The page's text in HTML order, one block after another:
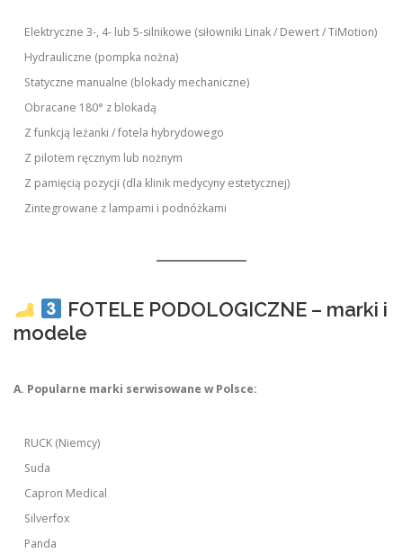
Elektryczne 3-, 4- lub 5-silnikowe (siłowniki Linak / Dewert / TiMotion)
Hydrauliczne (pompka nożna)
Statyczne manualne (blokady mechaniczne)
Obracane 180° z blokadą
Z funkcją leżanki / fotela hybrydowego
Z pilotem ręcznym lub nożnym
Z pamięcią pozycji (dla klinik medycyny estetycznej)
Zintegrowane z lampami i podnóżkami
FOTELE PODOLOGICZNE – marki i
modele
A. Popularne marki serwisowane w Polsce:
RUCK (Niemcy)
Suda
Capron Medical
Silverfox
Panda